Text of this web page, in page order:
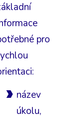
pro
název
úkolu,